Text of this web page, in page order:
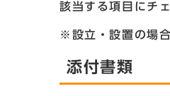
該当する項目にチ
※設立・設置の場
添付書類